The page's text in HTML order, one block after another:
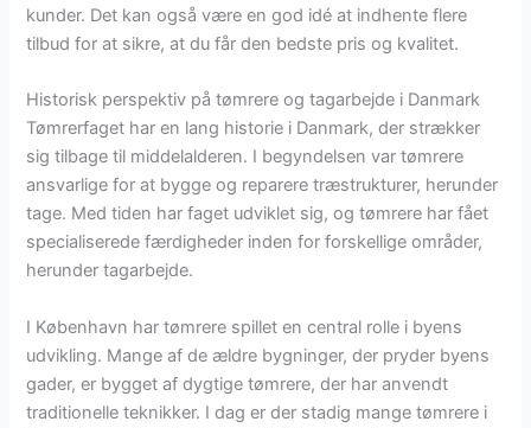
kunder. Det kan også være en god idé at indhente flere
tilbud for at sikre, at du får den bedste pris og kvalitet.
Historisk perspektiv på tømrere og tagarbejde i Danmark
Tømrerfaget har en lang historie i Danmark, der strækker
sig tilbage til middelalderen. I begyndelsen var tømrere
ansvarlige for at bygge og reparere træstrukturer, herunder
tage. Med tiden har faget udviklet sig, og tømrere har fået
specialiserede færdigheder inden for forskellige områder,
herunder tagarbejde.
I København har tømrere spillet en central rolle i byens
udvikling. Mange af de ældre bygninger, der pryder byens
gader, er bygget af dygtige tømrere, der har anvendt
traditionelle teknikker. I dag er der stadig mange tømrere i